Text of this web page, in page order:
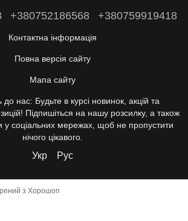
+380752186568 +380759919418
Контактна інформація
Повна версія сайту
Мапа сайту
нас: Будьте в курсі новинок, акцій та
Підпишіться на нашу розсилку, а також
у соціальних мережах, щоб не пропустити
нічого цікавого.
Укр Рус
з Хорошоп